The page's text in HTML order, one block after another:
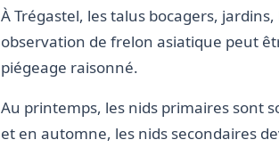
À Trégastel, les talus bocagers,
observation de frelon asiatique peut
piégeage raisonné.
Au printemps, les nids primaires sont
et en automne, les nids secondaires